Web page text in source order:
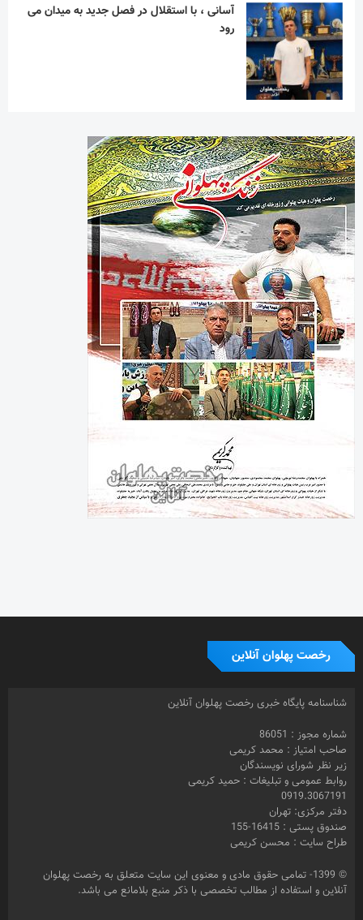
آسانی ، با استقلال در فصل جدید به میدان می
رود
رخصت پهلوان آنلاین
شناسنامه پایگاه خبری رخصت پهلوان آنلاین
شماره مجوز : 86051
صاحب امتیاز : محمد کریمی
زیر نظر شورای نویسندگان
روابط عمومی و تبلیغات : حمید کریمی
0919.3067191
دفتر مرکزی: تهران
صندوق پستی : 16415-155
طراح سایت : محسن کریمی
© 1399- تمامی حقوق مادی و معنوی این سایت متعلق به رخصت پهلوان
آنلاین و استفاده از مطالب تخصصی با ذکر منبع بلامانع می باشد.